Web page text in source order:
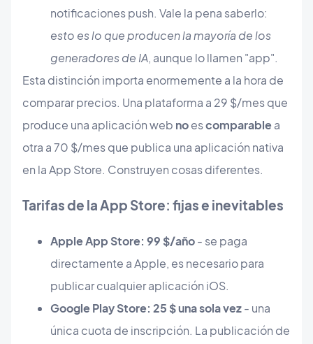
notificaciones push. Vale la pena saberlo:
esto es lo que producen la mayoría de los
generadores de IA, aunque lo llamen "app".
Esta distinción importa enormemente a la hora de
comparar precios. Una plataforma a 29 $/mes que
produce una aplicación web noescomparablea
otra a 70 $/mes que publica una aplicación nativa
en la App Store. Construyen cosas diferentes.
Tarifas de la App Store: fijas e inevitables
Apple App Store: 99 $/año- se paga
directamente a Apple, es necesario para
publicar cualquier aplicación iOS.
Google Play Store: 25 $ una sola vez- una
única cuota de inscripción. La publicación de